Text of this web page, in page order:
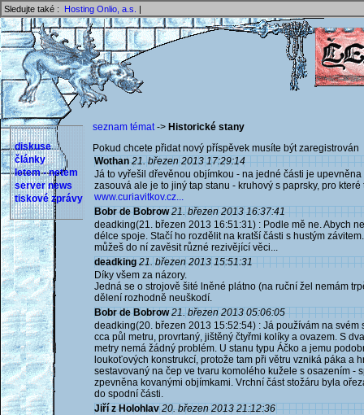
Sledujte také : Hosting Onlio, a.s. |
diskuse
články
letem - netem
server news
tiskové zprávy
seznam témat-> Historické stany
Pokud chcete přidat nový příspěvek musíte být
Wothan 21. březen 2013 17:29:14
Já to vyřešil dřevěnou objímkou - na jedné části je
zasouvá ale je to jiný tap stanu - kruhový s paprsky, pro
www.curiavitkov.cz...
Bobr de Bobrow 21. březen 2013 16:37:41
deadking(21. březen 2013 16:51:31) : Podle mě ne. Abych
délce spoje. Stačí ho rozdělit na kratší části s hustým
můžeš do ní zavěsit různé rezivějící věci...
deadking 21. březen 2013 15:51:31
Díky všem za názory.
Jedná se o strojově šité lněné plátno (na ruční žel nemám
dělení rozhodně neuškodí.
Bobr de Bobrow 21. březen 2013 05:06:05
deadking(20. březen 2013 15:52:54) : Já používám na
cca půl metru, provrtaný, jištěný čtyřmi kolíky a ovazem. S
metry nemá žádný problém. U stanu typu Áčko a jemu
loukoťových konstrukcí, protože tam při větru vzniká páka a
sestavovaný na čep ve tvaru komolého kužele s osazením -
zpevněna kovanými objímkami. Vrchní část stožáru byla
do spodní části.
Jiří z Holohlav 20. březen 2013 21:12:36